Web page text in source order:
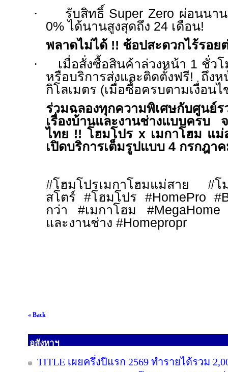
·
รับสิทธิ์ Super Zero ผ่อนนา
0%ได้นานสูงสุดถึง 24 เดือน!
พลาดไม่ได้ !! ช้อปสะดวกไร้รอย
·
เมื่อสั่งซื้อสินค้าล่วงหน้า 1 ชั่วโ
หรือบริการส่งและติดตั้งฟรี! ถึง
กิโลเมตร (เมื่อซื้อครบตามเงื่อนไ
ร่วมฉลองทุกความพิเศษกับศูนย์
เรื่องบ้านและงานช่างแบบครบ
ไทย !! โฮมโปร x เมกาโฮม แ
เปิดบริการเต็มรูปแบบ 4 กรกฎา
#โฮมโปรเมกาโฮมแม่สาย #โ
สโตร์ #โฮมโปร
#HomePro
กว่า
#เมกาโฮม
และงานช่าง #Homepropr
« Back
อสังหาฯ
TITLE เผยครึ่งปีแรก 2569 ทำรายได้รวม